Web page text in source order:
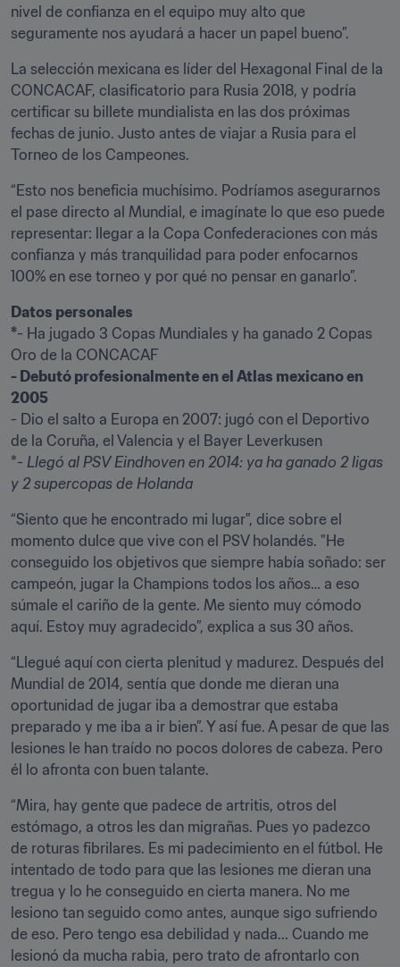
nivel de confianza en el equipo muy alto que
seguramente nos ayudará a hacer un papel bueno”.
La selección mexicana es líder del Hexagonal Final de la
CONCACAF, clasificatorio para Rusia 2018, y podría
certificar su billete mundialista en las dos próximas
fechas de junio. Justo antes de viajar a Rusia para el
Torneo de los Campeones.
“Esto nos beneficia muchísimo. Podríamos asegurarnos
el pase directo al Mundial, e imagínate lo que eso puede
representar: llegar a la Copa Confederaciones con más
confianza y más tranquilidad para poder enfocarnos
100% en ese torneo y por qué no pensar en ganarlo”.
Datos personales
*- Ha jugado 3 Copas Mundiales y ha ganado 2 Copas
- Debutó profesionalmente en el Atlas mexicano en
- Dio el salto a Europa en 2007: jugó con el Deportivo
de la Coruña, el Valencia y el Bayer Leverkusen
*- Llegó al PSV Eindhoven en 2014: ya ha ganado 2 ligas
y 2 supercopas de Holanda
“Siento que he encontrado mi lugar", dice sobre el
momento dulce que vive con el PSV holandés. "He
conseguido los objetivos que siempre había soñado: ser
campeón, jugar la Champions todos los años… a eso
súmale el cariño de la gente. Me siento muy cómodo
aquí. Estoy muy agradecido”, explica a sus 30 años.
“Llegué aquí con cierta plenitud y madurez. Después del
Mundial de 2014, sentía que donde me dieran una
oportunidad de jugar iba a demostrar que estaba
preparado y me iba a ir bien”. Y así fue. A pesar de que las
lesiones le han traído no pocos dolores de cabeza. Pero
él lo afronta con buen talante.
“Mira, hay gente que padece de artritis, otros del
estómago, a otros les dan migrañas. Pues yo padezco
de roturas fibrilares. Es mi padecimiento en el fútbol. He
intentado de todo para que las lesiones me dieran una
tregua y lo he conseguido en cierta manera. No me
lesiono tan seguido como antes, aunque sigo sufriendo
de eso. Pero tengo esa debilidad y nada... Cuando me
lesionó da mucha rabia, pero trato de afrontarlo con